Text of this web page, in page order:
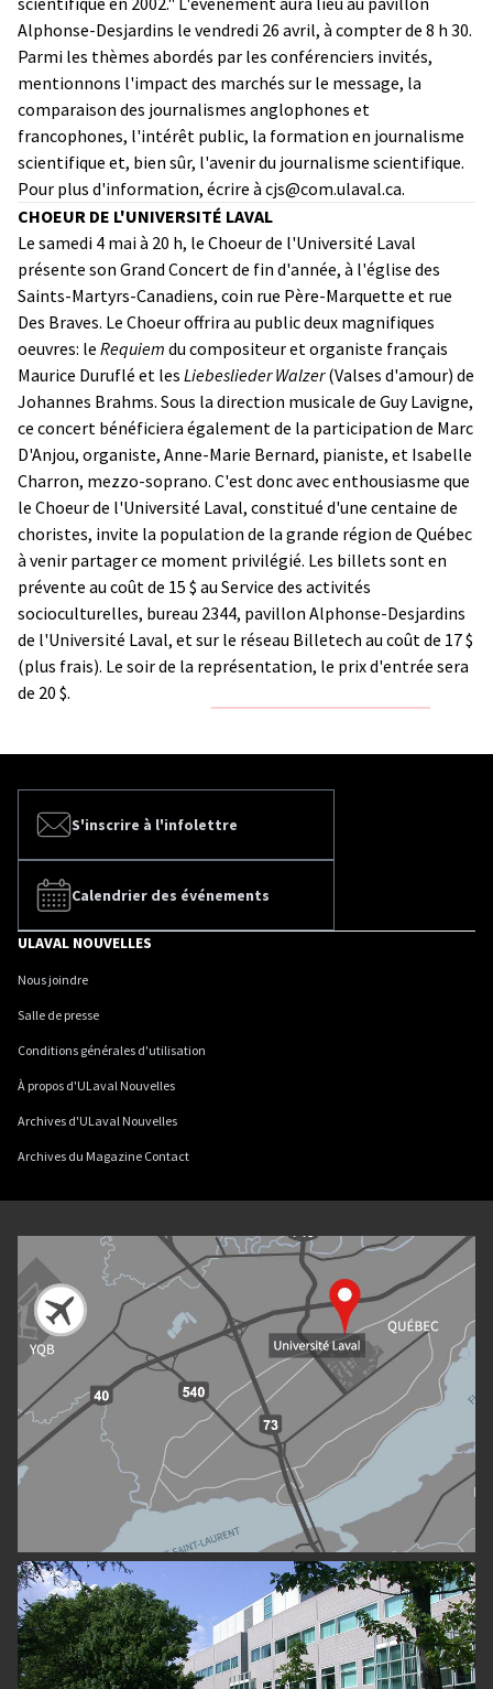
Alphonse-Desjardins le vendredi 26 avril, à compter de 8 h 30.
Parmi les thèmes abordés par les conférenciers invités,
mentionnons l'impact des marchés sur le message, la
comparaison des journalismes anglophones et
francophones, l'intérêt public, la formation en journalisme
scientifique et, bien sûr, l'avenir du journalisme scientifique.
Pour plus d'information, écrire à cjs@com.ulaval.ca.
CHOEUR DE L'UNIVERSITÉ LAVAL
Le samedi 4 mai à 20 h, le Choeur de l'Université Laval
présente son Grand Concert de fin d'année, à l'église des
Saints-Martyrs-Canadiens, coin rue Père-Marquette et rue
Des Braves. Le Choeur offrira au public deux magnifiques
oeuvres: le Requiem du compositeur et organiste français
Maurice Duruflé et les Liebeslieder Walzer(Valses d'amour) de
Johannes Brahms. Sous la direction musicale de Guy Lavigne,
ce concert bénéficiera également de la participation de Marc
D'Anjou, organiste, Anne-Marie Bernard, pianiste, et Isabelle
Charron, mezzo-soprano. C'est donc avec enthousiasme que
le Choeur de l'Université Laval, constitué d'une centaine de
choristes, invite la population de la grande région de Québec
à venir partager ce moment privilégié. Les billets sont en
prévente au coût de 15 $ au Service des activités
socioculturelles, bureau 2344, pavillon Alphonse-Desjardins
de l'Université Laval, et sur le réseau Billetech au coût de 17 $
(plus frais). Le soir de la représentation, le prix d'entrée sera
de 20 $.
S'inscrire à l'infolettre
Calendrier des événements
ULAVAL NOUVELLES
Nous joindre
Salle de presse
Conditions générales d'utilisation
À propos d'ULaval Nouvelles
Archives d'ULaval Nouvelles
Archives du Magazine Contact